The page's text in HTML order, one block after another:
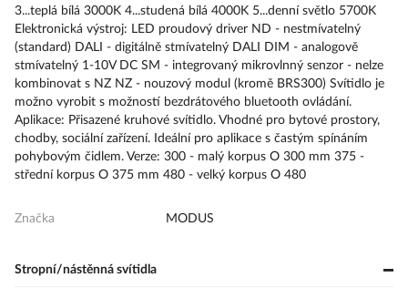
3...teplá bílá 3000K 4...studená bílá 4000K 5...denní světlo 5700K
Elektronická výstroj: LED proudový driver ND - nestmívatelný
(standard) DALI - digitálně stmívatelný DALI DIM - analogově
stmívatelný 1-10V DC SM - integrovaný mikrovlnný senzor - nelze
kombinovat s NZ NZ - nouzový modul (kromě BRS300) Svítidlo je
možno vyrobit s možností bezdrátového bluetooth ovládání.
Aplikace: Přisazené kruhové svítidlo. Vhodné pro bytové prostory,
chodby, sociální zařízení. Ideální pro aplikace s častým spínáním
pohybovým čidlem. Verze: 300 - malý korpus O 300 mm 375 -
střední korpus O 375 mm 480 - velký korpus O 480
Značka MODUS
Stropní/nástěnná svítidla